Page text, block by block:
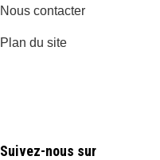
Nous contacter
Plan du site
Suivez-nous sur